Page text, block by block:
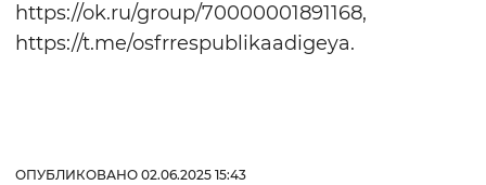
https://ok.ru/group/70000001891168,
https://t.me/osfrrespublikaadigeya.
ОПУБЛИКОВАНО 02.06.2025 15:43